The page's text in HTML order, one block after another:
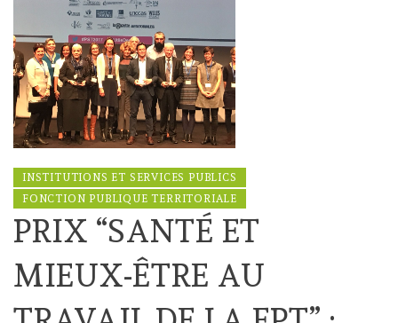
INSTITUTIONS ET SERVICES PUBLICS
FONCTION PUBLIQUE TERRITORIALE
PRIX “SANTÉ ET
MIEUX-ÊTRE AU